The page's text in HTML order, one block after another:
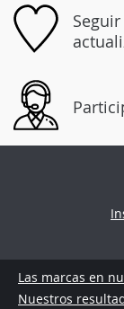
Las marcas en
Nuestros